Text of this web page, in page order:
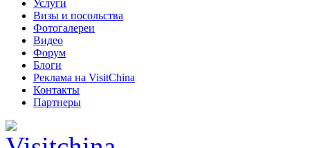
Услуги
Визы и посольства
Фотогалереи
Видео
Форум
Блоги
Реклама на VisitChina
Контакты
Партнеры